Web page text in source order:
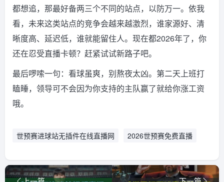
都想追，那最好备两三个不同的站点，以防万一。依我
看，未来这类站点的竞争会越来越激烈，谁家源好、清
晰度高、延迟低，谁就能留住人。现在都2026年了，你
还在忍受直播卡顿？赶紧试试新路子吧。
最后啰嗦一句：看球虽爽，别熬夜太凶。第二天上班打
瞌睡，领导可不会因为你支持的主队赢了就给你涨工资
哦。
世预赛进球站无插件在线直播网 2026世预赛免费直播